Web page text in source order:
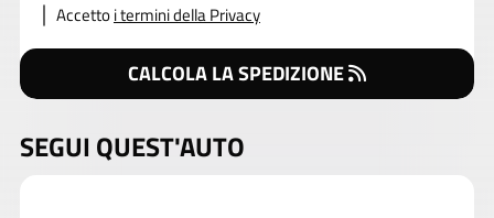
Accettoi termini della Privacy
CALCOLA LA SPEDIZIONE
SEGUI QUEST'AUTO